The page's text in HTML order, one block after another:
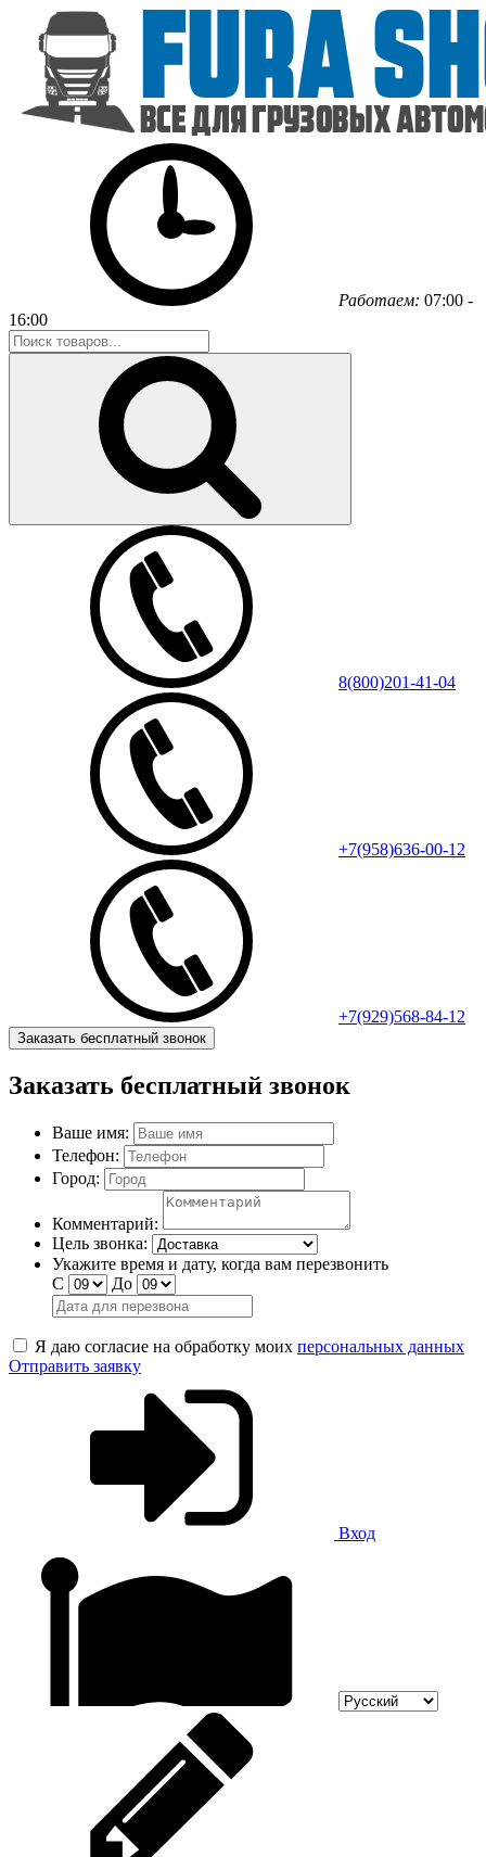
Работаем: 07:00 -
16:00
8(800)201-41-04
+7(958)636-00-12
+7(929)568-84-12
Заказать бесплатный звонок
Заказать бесплатный звонок
Ваше имя:
Телефон:
Город:
Комментарий:
Цель звонка:
Укажите время и дату, когда вам перезвонить
С
До
Я даю согласие на обработку моих персональных данных
Отправить заявку
Вход